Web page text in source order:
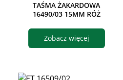
TAŚMA ŻAKARDOWA
16490/03 15MM RÓŻ
Zobacz więcej